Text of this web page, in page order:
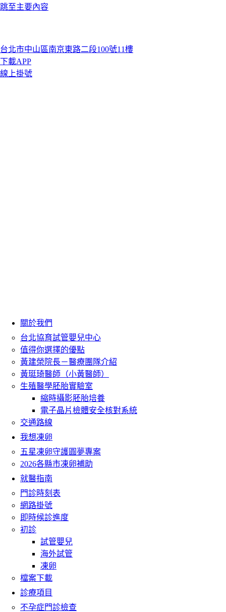
跳至主要內容
台北市中山區南京東路二段100號11樓
下載APP
線上掛號
關於我們
台北協育試管嬰兒中心
值得你選擇的優點
黃建榮院長－醫療團隊介紹
黃珽琦醫師（小黃醫師）
生殖醫學胚胎實驗室
縮時攝影胚胎培養
電子晶片檢體安全核對系統
交通路線
我想凍卵
五星凍卵守護圓夢專案
2026各縣市凍卵補助
就醫指南
門診時刻表
網路掛號
即時候診進度
初診
試管嬰兒
海外試管
凍卵
檔案下載
診療項目
不孕症門診檢查